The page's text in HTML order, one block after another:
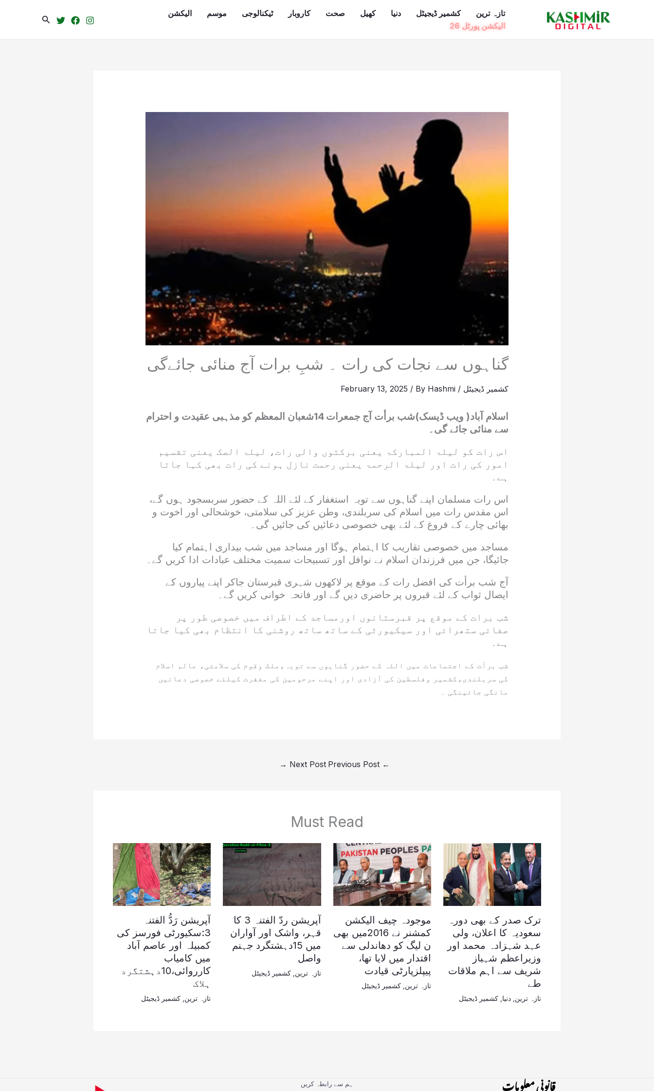
تازہ ترین کشمیر ڈیجیٹل دنیا کھیل صحت کاروبار ٹیکنالوجی موسم
الیکشن
الیکشن پورٹل 26
Search
گناہوں سے نجات کی رات ۔ شبِ برات آج منائی جائےگی
کشمیر ڈیجیٹل /
February 13, 2025 / By Hashmi
اسلام آباد( ویب ڈیسک)شب برأت آج جمعرات 14شعبان المعظم کو مذہبی عقیدت و احترام
سے منائی جائے گی۔
اس رات کو لیلۃ المبارکۃ یعنی برکتوں والی رات، لیلۃ الصک یعنی تقسیم
امور کی رات اور لیلۃ الرحمۃ یعنی رحمت نازل ہونے کی رات بھی کہا جاتا
ہے۔
اس رات مسلمان اپنے گناہوں سے توبہ استغفار کے لئے اللہ کے حضور سربسجود ہوں گے،
اس مقدس رات میں اسلام کی سربلندی، وطن عزیز کی سلامتی، خوشحالی اور اخوت و
بھائی چارے کے فروغ کے لئے بھی خصوصی دعائیں کی جائیں گی۔
مساجد میں خصوصی تقاریب کا اہتمام ہوگا اور مساجد میں شب بیداری اہتمام کیا
جائیگا، جن میں فرزندان اسلام نے نوافل اور تسبیحات سمیت مختلف عبادات ادا کریں گے۔
آج شب برأت کی افضل رات کے موقع پر لاکھوں شہری قبرستان جاکر اپنے پیاروں کے
ایصال ثواب کے لئے قبروں پر حاضری دیں گے اور فاتحہ خوانی کریں گے۔
شب برات کے موقع پر قبرستانوں اورمساجد کے اطراف میں خصوصی طور پر
صفائی ستھرائی اور سیکیورٹی کے ساتھ ساتھ روشنی کا انتظام بھی کیا جاتا
ہے۔
شب برأت کے اجتماعات میں اللہ کے حضور گناہوں سے توبہ،ملک وقوم کی سلامتی، عالم اسلام
کی سربلندی،کشمیر وفلسطین کی آزادی اور اپنے مرحومین کی مغفرت کیلئے خصوصی دعائیں
مانگی جائینگی ۔
←
Next Post
→
Must Read
ترک صدر کے بھی دورہ
سعودیہ کا اعلان، ولی
عہد شہزادہ محمد اور
وزیراعظم شہباز
شریف سے اہم ملاقات
طے
تازہ ترین دنیا کشمیر ڈیجیٹل
موجودہ چیف الیکشن
کمشنر نے 2016میں بھی
ن لیگ کو دھاندلی سے
اقتدار میں لایا تھا،
پیپلزپارٹی قیادت
تازہ ترین ,کشمیر ڈیجیٹل
آپریشن ردّ الفتنہ 3 کا
قہر، واشک اور آواران
میں 15دہشتگرد جہنم
واصل
تازہ ترین ,کشمیر ڈیجیٹل
آپریشن رَدُّ الفتنہ
3:سکیورٹی فورسز کی
کمبیلہ اور عاصم آباد
میں کامیاب
کارروائی،10دہشتگرد
ہلاک
تازہ ترین کشمیر ڈیجیٹل
قانونی معلومات ہم سے رابطہ کریں